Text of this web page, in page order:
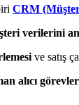
CRM
verilerini
ve satış
alıcı